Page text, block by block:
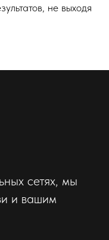
не выходя
сетях, мы
и вашим